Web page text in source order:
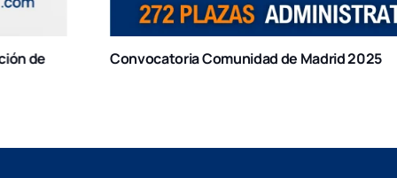
Convocatoria Comunidad de Madrid 2025